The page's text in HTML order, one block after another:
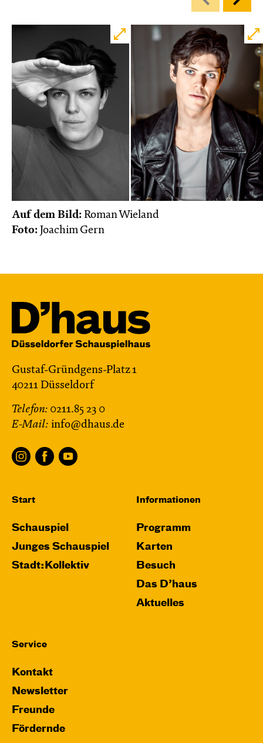
Auf dem Bild: Roman Wieland
Foto: Joachim Gern
Gustaf-Gründgens-Platz 1
40211 Düsseldorf
Telefon: 0211.85 23 0
E-Mail: info@dhaus.de
Start
Schauspiel
Junges Schauspiel
Stadt:Kollektiv
Informationen
Programm
Karten
Besuch
Das D’haus
Aktuelles
Service
Kontakt
Newsletter
Freunde
Fördernde